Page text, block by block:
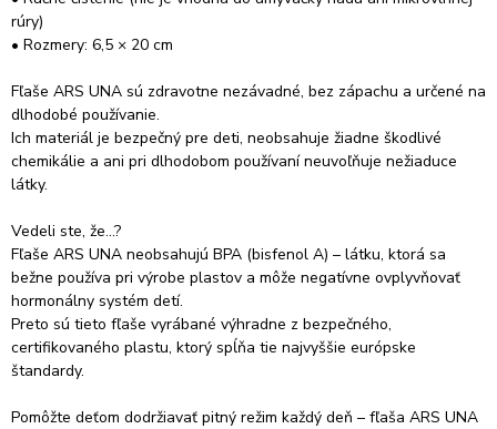
rúry)
• Rozmery: 6,5 × 20 cm
Fľaše ARS UNA sú zdravotne nezávadné, bez zápachu a určené na
dlhodobé používanie.
Ich materiál je bezpečný pre deti, neobsahuje žiadne škodlivé
chemikálie a ani pri dlhodobom používaní neuvoľňuje nežiaduce
látky.
Vedeli ste, že…?
Fľaše ARS UNA neobsahujú BPA (bisfenol A) – látku, ktorá sa
bežne používa pri výrobe plastov a môže negatívne ovplyvňovať
hormonálny systém detí.
Preto sú tieto fľaše vyrábané výhradne z bezpečného,
certifikovaného plastu, ktorý spĺňa tie najvyššie európske
štandardy.
Pomôžte deťom dodržiavať pitný režim každý deň – fľaša ARS UNA